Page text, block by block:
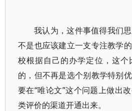
我认为，这件事值得我们
不是也应该建立一支专注教学
校根据自己的办学定位，这个
的，但不再是选个别教学特别
要在“唯论文”这个问题上做出
类评价的渠道开通出来。